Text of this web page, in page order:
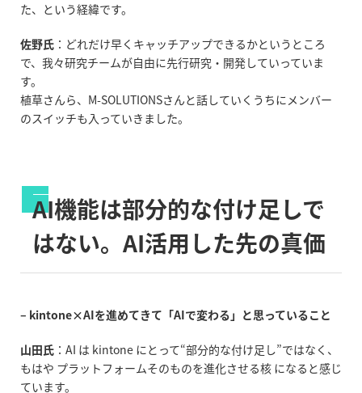
た、という経緯です。
佐野氏 ：どれだけ早くキャッチアップできるかというところ
で、我々研究チームが自由に先行研究・開発していっていま
す。
植草さんら、 M-SOLUTIONSさんと話していくうちにメンバー
のスイッチも入っていきました。
AI機能は部分的な付け足しで
はない。 AI活用した先の真価
– kintone×AIを進めてきて「AIで変わる」と思っていること
山田氏 ： AI は kintone にとって“部分的な付け足し”ではなく、
もはや プラットフォームそのものを進化させる核 になると感じ
ています。